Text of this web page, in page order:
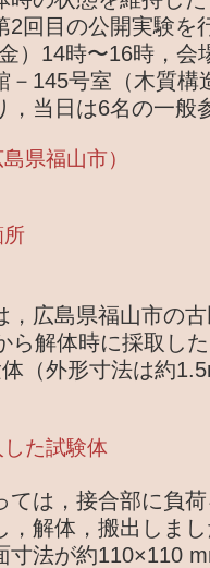
2回目の公開実験を
）14時〜16時，会
－145号室（木質構
，当日は6名の一般
県福山市）
，広島県福山市の
ら解体時に採取し
（外形寸法は約
た試験体
ては，接合部に負
，解体，搬出しま
寸法が約110×110